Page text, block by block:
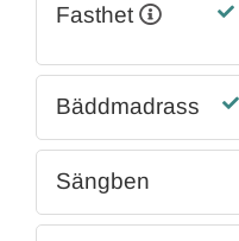
Fasthet
Bäddmadrass
Sängben